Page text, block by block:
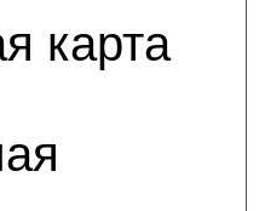
карта